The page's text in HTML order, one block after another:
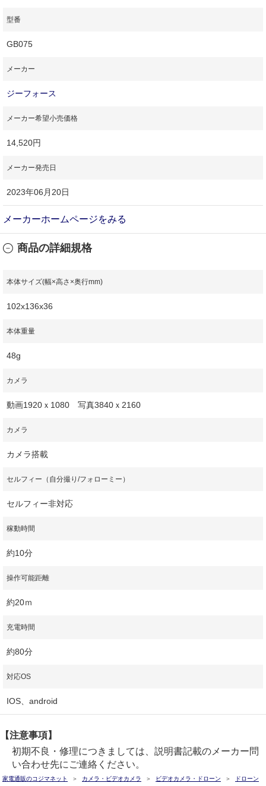
型番
GB075
メーカー
ジーフォース
メーカー希望小売価格
14,520円
メーカー発売日
2023年06月20日
メーカーホームページをみる
商品の詳細規格
本体サイズ(幅×高さ×奥行mm)
102x136x36
本体重量
48g
カメラ
動画1920ｘ1080 写真3840ｘ2160
カメラ
カメラ搭載
セルフィー（自分撮り/フォローミー）
セルフィー非対応
稼動時間
約10分
操作可能距離
約20ｍ
充電時間
約80分
対応OS
IOS、android
【注意事項】
初期不良・修理につきましては、説明書記載のメーカー問
い合わせ先にご連絡ください。
家電通販のコジマネット カメラ・ビデオカメラ ビデオカメラ・ドローン
ドローン